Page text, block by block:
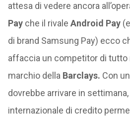
attesa di vedere ancora
Payche il rivale Android Pay
di brand Samsung Pay) ecco
affaccia un competitor di tutto
marchio della Barclays. Con
dovrebbe arrivare in
internazionale di credito